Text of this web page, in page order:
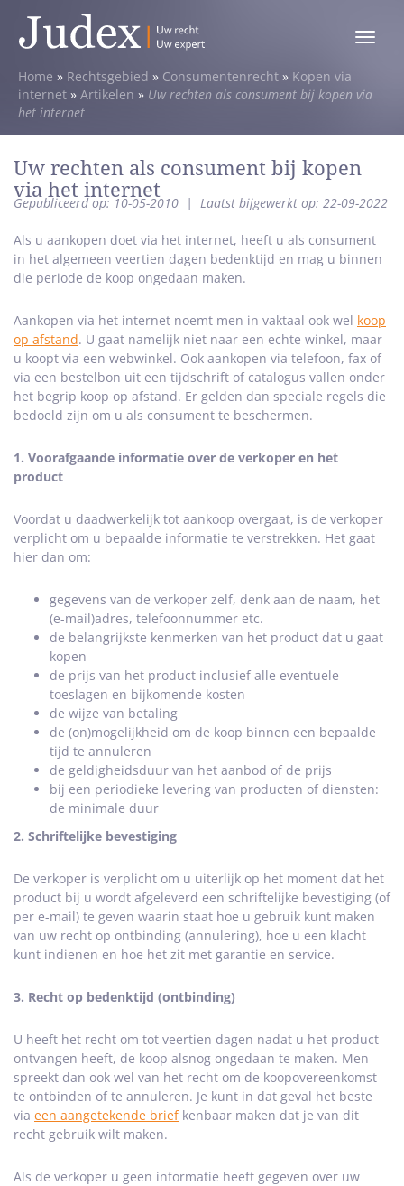
Toggle
Home » Rechtsgebied » Consumentenrecht » Kopen via
internet » Artikelen » Uw rechten als consument bij kopen via
het internet
Uw rechten als consument bij kopen
via het internet
Gepubliceerd op: 10-05-2010 | Laatst bijgewerkt op: 22-09-2022
Als u aankopen doet via het internet, heeft u als consument
in het algemeen veertien dagen bedenktijd en mag u binnen
die periode de koop ongedaan maken.
Aankopen via het internet noemt men in vaktaal ook wel koop
op afstand. U gaat namelijk niet naar een echte winkel, maar
u koopt via een webwinkel. Ook aankopen via telefoon, fax of
via een bestelbon uit een tijdschrift of catalogus vallen onder
het begrip koop op afstand. Er gelden dan speciale regels die
bedoeld zijn om u als consument te beschermen.
1. Voorafgaande informatie over de verkoper en het
product
Voordat u daadwerkelijk tot aankoop overgaat, is de verkoper
verplicht om u bepaalde informatie te verstrekken. Het gaat
hier dan om:
gegevens van de verkoper zelf, denk aan de naam, het
(e-mail)adres, telefoonnummer etc.
de belangrijkste kenmerken van het product dat u gaat
kopen
de prijs van het product inclusief alle eventuele
toeslagen en bijkomende kosten
de wijze van betaling
de (on)mogelijkheid om de koop binnen een bepaalde
tijd te annuleren
de geldigheidsduur van het aanbod of de prijs
bij een periodieke levering van producten of diensten:
de minimale duur
2. Schriftelijke bevestiging
De verkoper is verplicht om u uiterlijk op het moment dat het
product bij u wordt afgeleverd een schriftelijke bevestiging (of
per e-mail) te geven waarin staat hoe u gebruik kunt maken
van uw recht op ontbinding (annulering), hoe u een klacht
kunt indienen en hoe het zit met garantie en service.
3. Recht op bedenktijd (ontbinding)
U heeft het recht om tot veertien dagen nadat u het product
ontvangen heeft, de koop alsnog ongedaan te maken. Men
spreekt dan ook wel van het recht om de koopovereenkomst
te ontbinden of te annuleren. Je kunt in dat geval het beste
via een aangetekende briefkenbaar maken dat je van dit
recht gebruik wilt maken.
Als de verkoper u geen informatie heeft gegeven over uw